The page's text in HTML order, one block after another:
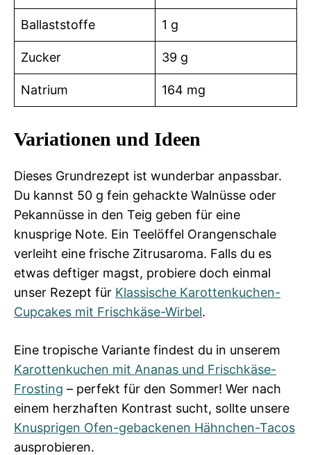
Ballaststoffe 1 g
Zucker 39 g
Natrium 164 mg
Variationen und Ideen
Dieses Grundrezept ist wunderbar anpassbar.
Du kannst 50 g fein gehackte Walnüsse oder
Pekannüsse in den Teig geben für eine
knusprige Note. Ein Teelöffel Orangenschale
verleiht eine frische Zitrusaroma. Falls du es
etwas deftiger magst, probiere doch einmal
unser Rezept für Klassische Karottenkuchen-
Cupcakes mit Frischkäse-Wirbel.
Eine tropische Variante findest du in unserem
Karottenkuchen mit Ananas und Frischkäse-
Frosting – perfekt für den Sommer! Wer nach
einem herzhaften Kontrast sucht, sollte unsere
Knusprigen Ofen-gebackenen Hähnchen-Tacos
ausprobieren.